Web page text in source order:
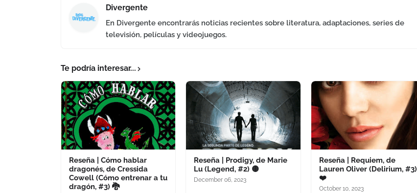
Divergente
En Divergente encontrarás noticias recientes sobre literatura, adaptaciones, series de
televisión, películas y videojuegos.
Te podría interesar...
Reseña | Cómo hablar
dragonés, de Cressida
Cowell (Cómo entrenar a tu
dragón, #3) 🐉
Reseña | Prodigy, de Marie
Lu (Legend, #2) 🟡
December 06, 2023
Reseña | Requiem, de
Lauren Oliver (Delirium, #3)
❤️
October 10, 2023